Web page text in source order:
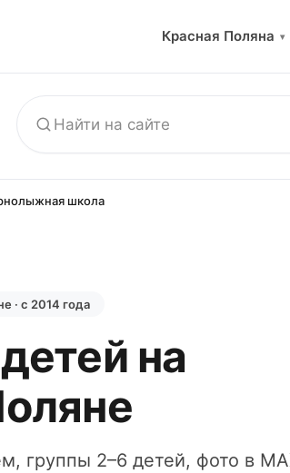
Красная Поляна ▾
школа
· с 2014 года
на
группы 2–6 детей, фото в